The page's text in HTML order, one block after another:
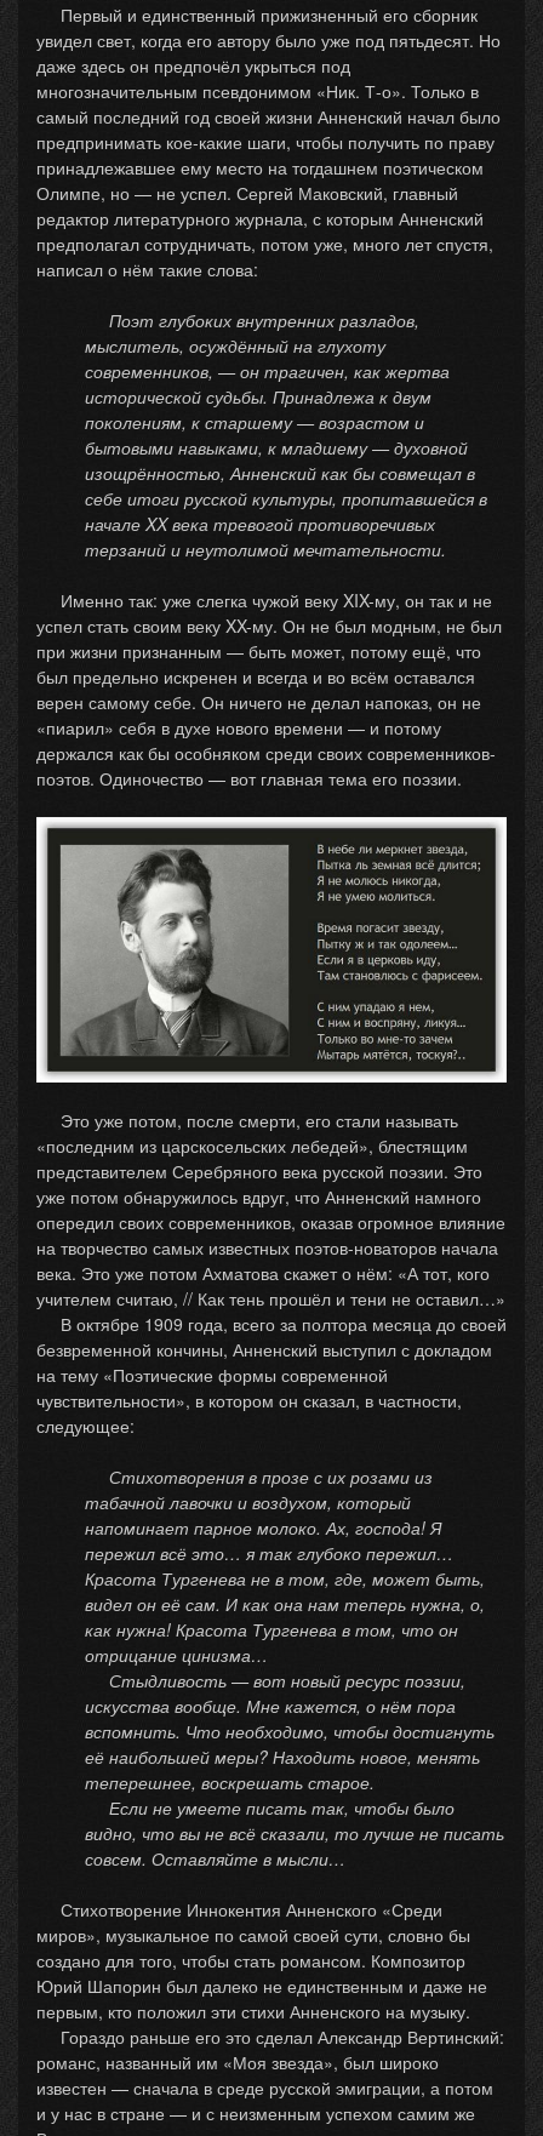
Первый и единственный прижизненный его сборник
увидел свет, когда его автору было уже под пятьдесят. Но
даже здесь он предпочёл укрыться под
многозначительным псевдонимом «Ник. Т-о». Только в
самый последний год своей жизни Анненский начал было
предпринимать кое-какие шаги, чтобы получить по праву
принадлежавшее ему место на тогдашнем поэтическом
Олимпе, но — не успел. Сергей Маковский, главный
редактор литературного журнала, с которым Анненский
предполагал сотрудничать, потом уже, много лет спустя,
написал о нём такие слова:
Поэт глубоких внутренних разладов,
мыслитель, осуждённый на глухоту
современников, — он трагичен, как жертва
исторической судьбы. Принадлежа к двум
поколениям, к старшему — возрастом и
бытовыми навыками, к младшему — духовной
изощрённостью, Анненский как бы совмещал в
себе итоги русской культуры, пропитавшейся в
начале XX века тревогой противоречивых
терзаний и неутолимой мечтательности.
Именно так: уже слегка чужой веку XIX-му, он так и не
успел стать своим веку XX-му. Он не был модным, не был
при жизни признанным — быть может, потому ещё, что
был предельно искренен и всегда и во всём оставался
верен самому себе. Он ничего не делал напоказ, он не
«пиарил» себя в духе нового времени — и потому
держался как бы особняком среди своих современников-
поэтов. Одиночество — вот главная тема его поэзии.
Это уже потом, после смерти, его стали называть
«последним из царскосельских лебедей», блестящим
представителем Серебряного века русской поэзии. Это
уже потом обнаружилось вдруг, что Анненский намного
опередил своих современников, оказав огромное влияние
на творчество самых известных поэтов-новаторов начала
века. Это уже потом Ахматова скажет о нём: «А тот, кого
учителем считаю, // Как тень прошёл и тени не оставил…»
В октябре 1909 года, всего за полтора месяца до своей
безвременной кончины, Анненский выступил с докладом
на тему «Поэтические формы современной
чувствительности», в котором он сказал, в частности,
следующее:
Стихотворения в прозе с их розами из
табачной лавочки и воздухом, который
напоминает парное молоко. Ах, господа! Я
пережил всё это… я так глубоко пережил…
Красота Тургенева не в том, где, может быть,
видел он её сам. И как она нам теперь нужна, о,
как нужна! Красота Тургенева в том, что он
отрицание цинизма…
Стыдливость — вот новый ресурс поэзии,
искусства вообще. Мне кажется, о нём пора
вспомнить. Что необходимо, чтобы достигнуть
её наибольшей меры? Находить новое, менять
теперешнее, воскрешать старое.
Если не умеете писать так, чтобы было
видно, что вы не всё сказали, то лучше не писать
совсем. Оставляйте в мысли…
Стихотворение Иннокентия Анненского «Среди
миров», музыкальное по самой своей сути, словно бы
создано для того, чтобы стать романсом. Композитор
Юрий Шапорин был далеко не единственным и даже не
первым, кто положил эти стихи Анненского на музыку.
Гораздо раньше его это сделал Александр Вертинский:
романс, названный им «Моя звезда», был широко
известен — сначала в среде русской эмиграции, а потом
и у нас в стране — и с неизменным успехом самим же